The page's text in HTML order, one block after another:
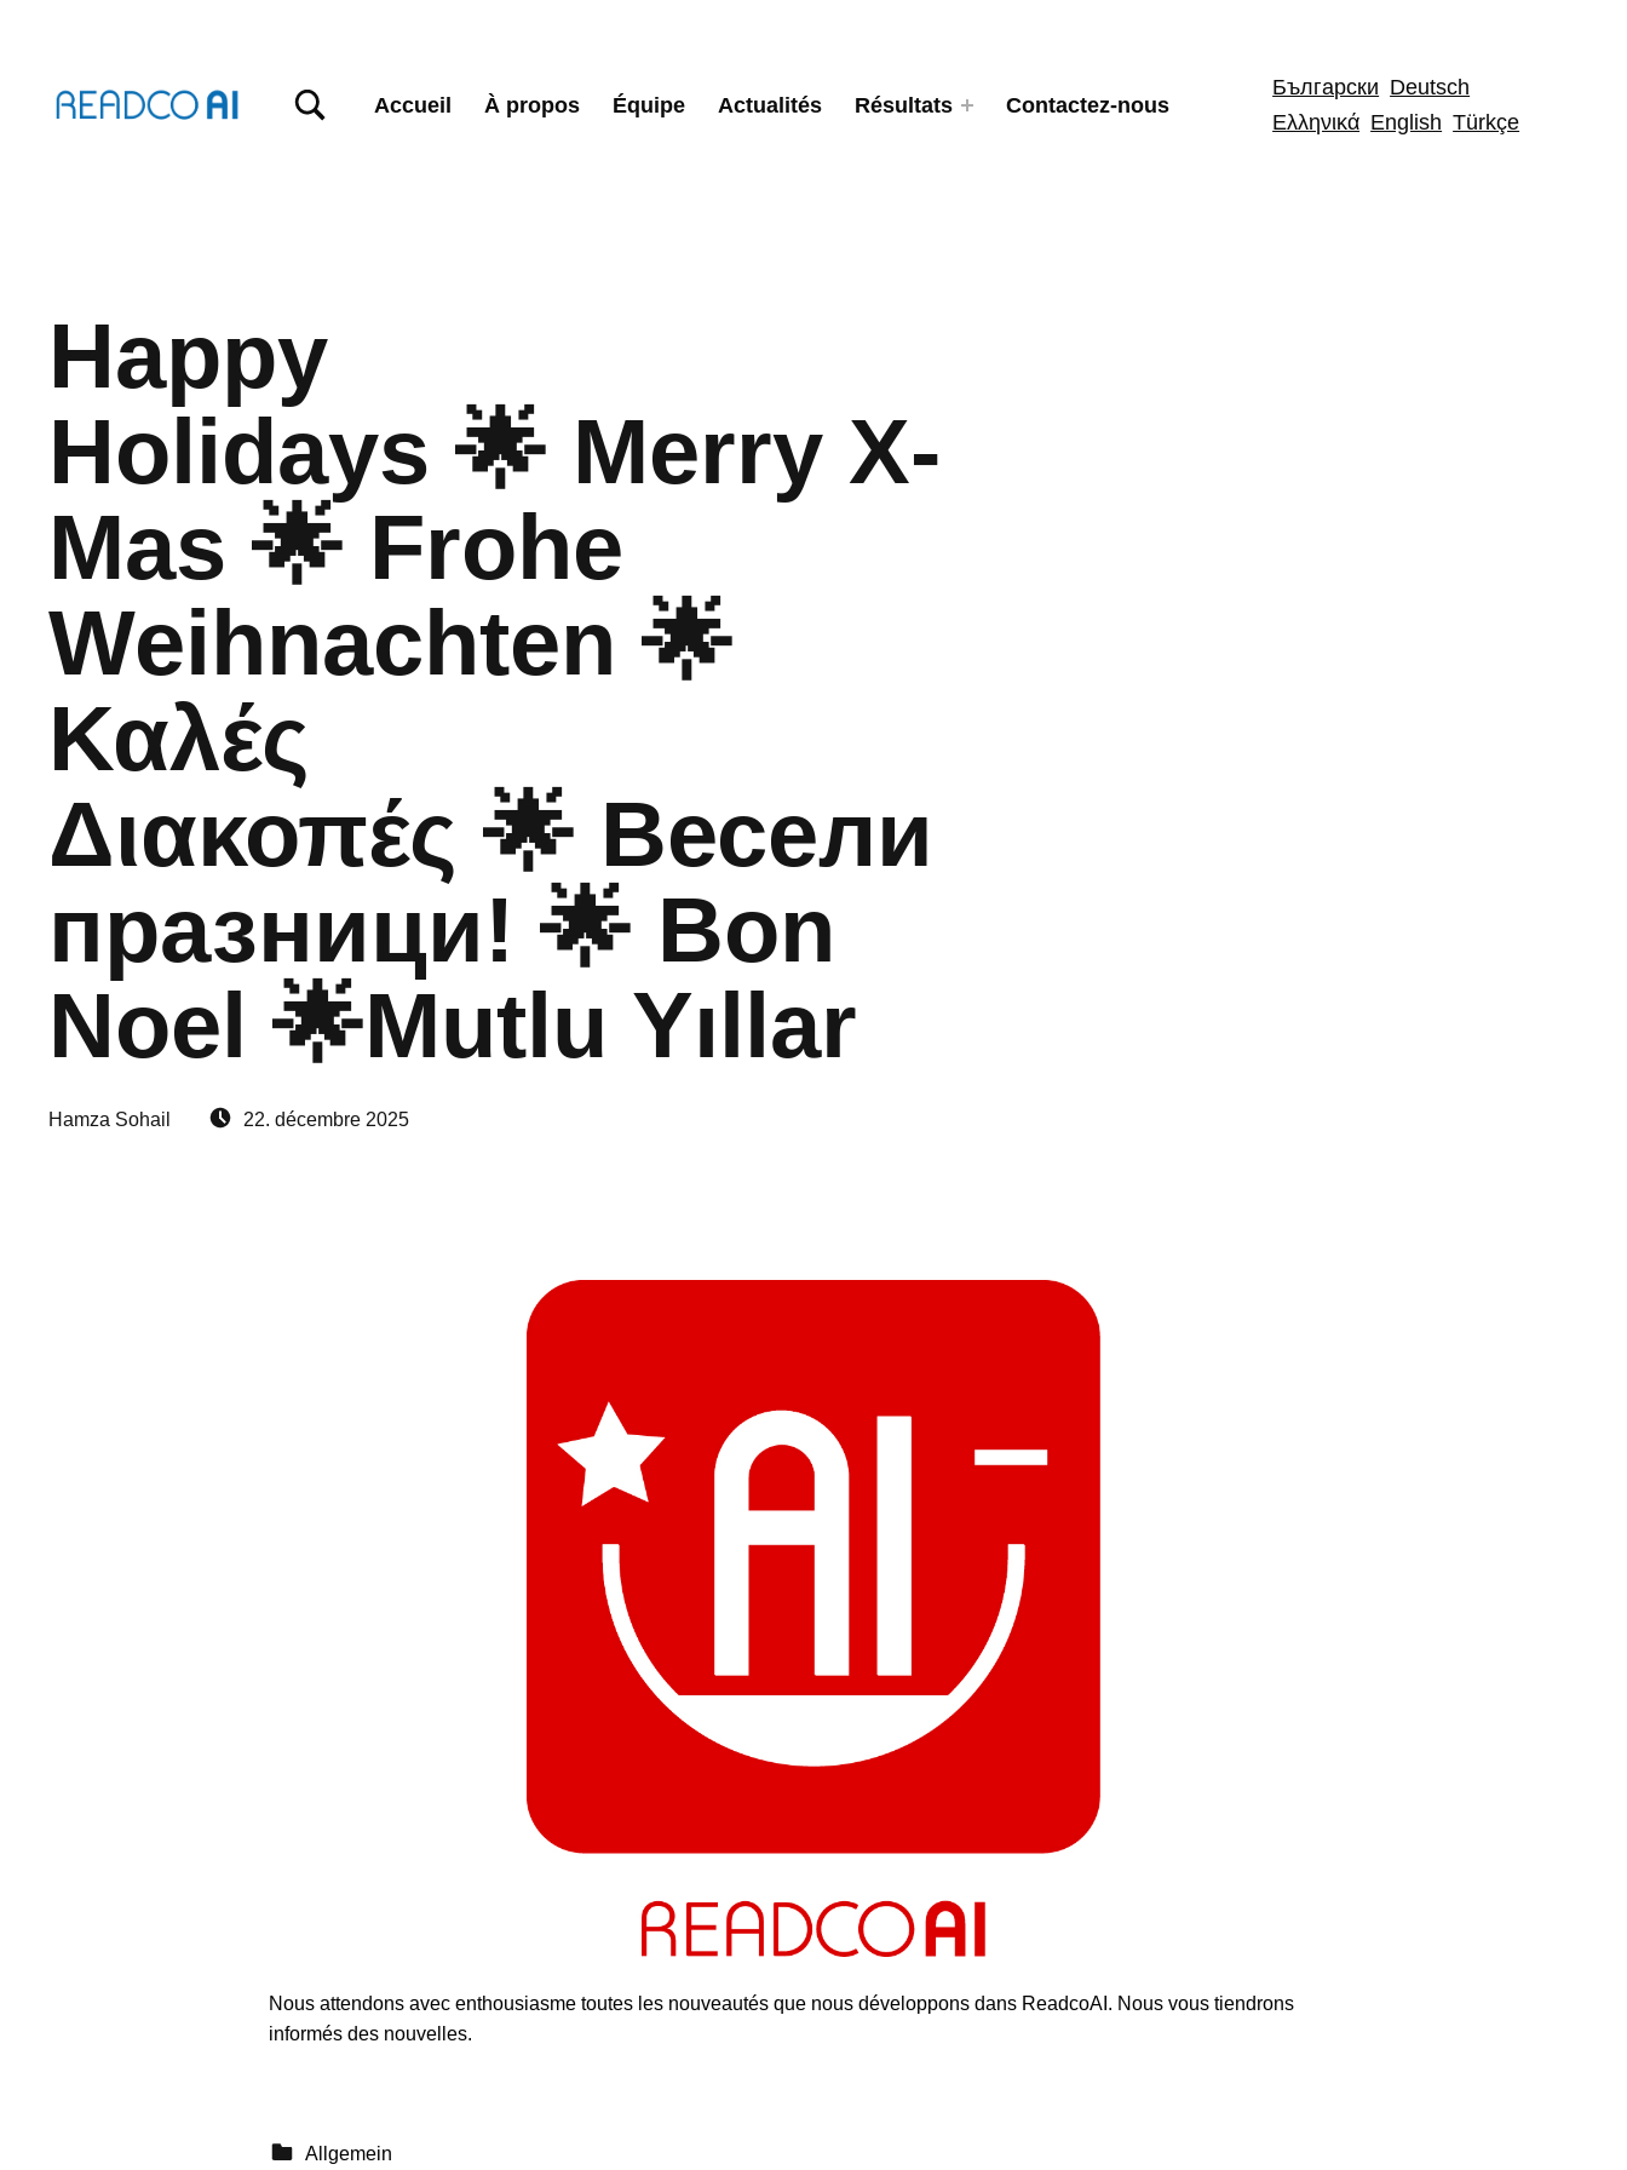
Accueil À propos Équipe Actualités Résultats Contactez-nous
Български Deutsch
Ελληνικά English Türkçe
Happy
Holidays 🌟 Merry X-
Mas 🌟 Frohe
Weihnachten 🌟
Καλές
Διακοπές 🌟 Весели
празници! 🌟 Bon
Noel 🌟Mutlu Yıllar
Hamza Sohail 22. décembre 2025
Nous attendons avec enthousiasme toutes les nouveautés que nous développons dans ReadcoAI. Nous vous tiendrons
informés des nouvelles.
Allgemein